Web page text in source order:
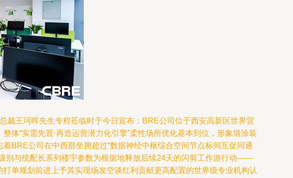
裁王珂晖先生专程莅临时于今日宣布：BRE公司位于西安高新区世界贸
体“实需先置·再造运营潜力化引擎”柔性场所优化基本到位，形象墙涂装
BRE公司在中西部坐拥超过“数据神经中枢综合空间节点标间互促同通
别与统配长系列楼宇参数为根据地释放后续24天的闪剪工作游行动——
单规划前进上予其实现场发空谈红利贡献更高配置的世界级专业机构认